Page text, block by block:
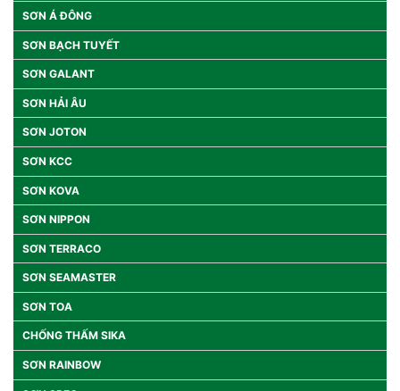
SƠN Á ĐÔNG
SƠN BẠCH TUYẾT
SƠN GALANT
SƠN HẢI ÂU
SƠN JOTON
SƠN KCC
SƠN KOVA
SƠN NIPPON
SƠN TERRACO
SƠN SEAMASTER
SƠN TOA
CHỐNG THẤM SIKA
SƠN RAINBOW